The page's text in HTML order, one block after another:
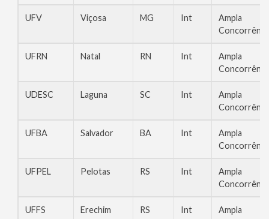
UFV Viçosa MG Int
Ampla
UFRN Natal RN Int
Ampla
UDESC Laguna SC Int
Ampla
UFBA Salvador BA Int
Ampla
UFPEL Pelotas RS Int
Ampla
UFFS Erechim RS Int
Ampla